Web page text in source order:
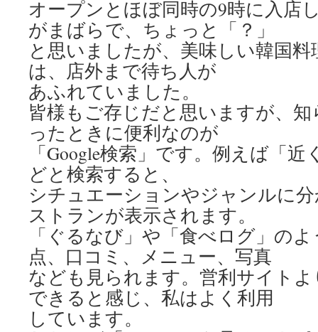
オープンとほぼ同時の9時に入店
がまばらで、ちょっと「？」
と思いましたが、美味しい韓国
は、店外まで待ち人が
あふれていました。
皆様もご存じだと思いますが、
ったときに便利なのが
「Google検索」です。例えば「
どと検索すると、
シチュエーションやジャンルに
ストランが表示されます。
「ぐるなび」や「食べログ」の
点、口コミ、メニュー、写真
なども見られます。営利サイト
できると感じ、私はよく利用
しています。